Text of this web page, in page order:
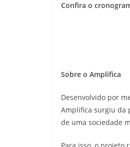
Confira o
Sobre o Amplifica
Desenvolvido por
Amplifica surgiu da
de uma sociedade